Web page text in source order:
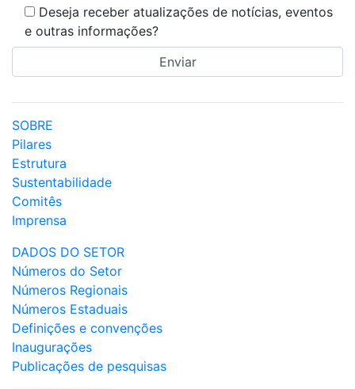
Deseja receber atualizações de notícias, eventos
e outras informações?
SOBRE
Pilares
Estrutura
Sustentabilidade
Comitês
Imprensa
DADOS DO SETOR
Números do Setor
Números Regionais
Números Estaduais
Definições e convenções
Inaugurações
Publicações de pesquisas